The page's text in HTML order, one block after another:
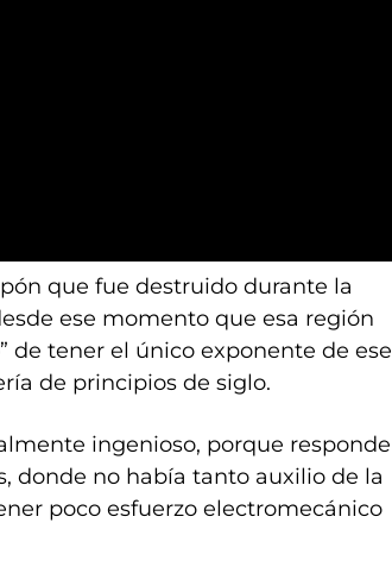
que fue destruido durante la
ese momento que esa región
de tener el único exponente de ese
de principios de siglo.
ingenioso, porque responde
donde no había tanto auxilio de la
poco esfuerzo electromecánico